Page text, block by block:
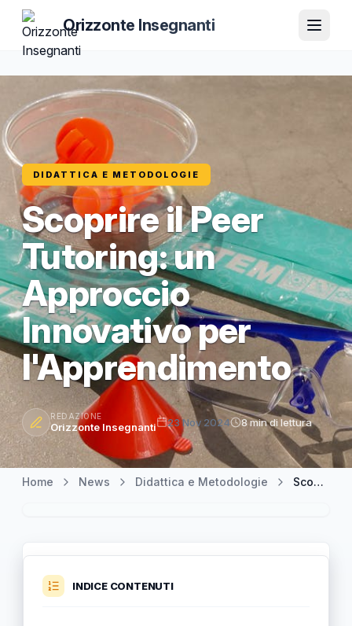
Orizzonte Insegnanti
DIDATTICA E METODOLOGIE
Scoprire il Peer
Tutoring: un
Approccio
Innovativo per
l'Apprendimento
REDAZIONE
Orizzonte Insegnanti 23 Nov 2024 8 min di lettura
Home News Didattica e Metodologie Scoprire il Peer Tutoring: un Approccio Innovativo per l'Apprendimento
INDICE CONTENUTI